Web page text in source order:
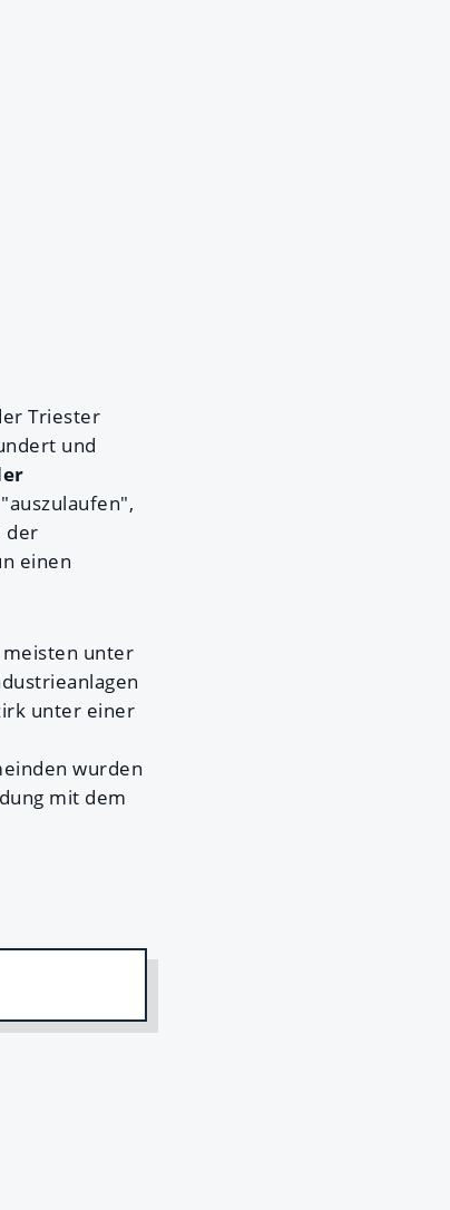
Triester
und
der
einen
meisten unter
unter einer
wurden
mit dem